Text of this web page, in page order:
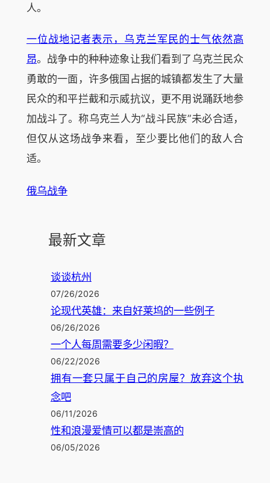
人。
一位战地记者表示，乌克兰军民的士气依然高
昂。战争中的种种迹象让我们看到了乌克兰民众
勇敢的一面，许多俄国占据的城镇都发生了大量
民众的和平拦截和示威抗议，更不用说踊跃地参
加战斗了。称乌克兰人为“战斗民族”未必合适，
但仅从这场战争来看，至少要比他们的敌人合
适。
俄乌战争
最新文章
谈谈杭州
07/26/2026
论现代英雄：来自好莱坞的一些例子
06/26/2026
一个人每周需要多少闲暇？
06/22/2026
拥有一套只属于自己的房屋？放弃这个执
念吧
06/11/2026
性和浪漫爱情可以都是崇高的
06/05/2026